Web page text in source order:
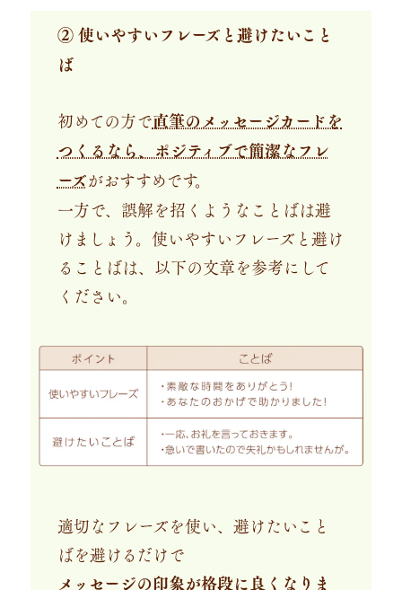
② 使いやすいフレーズと避けたいこと
ば
初めての方で直筆のメッセージカードを
つくるなら、ポジティブで簡潔なフレ
ーズがおすすめです。
一方で、誤解を招くようなことばは避
けましょう。使いやすいフレーズと避け
ることばは、以下の文章を参考にして
ください。
適切なフレーズを使い、避けたいこと
ばを避けるだけで
メッセージの印象が格段に良くなりま